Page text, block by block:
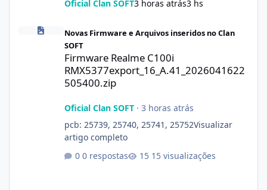
Oficial Clan SOFT3 horas atrás3 hs
Novas Firmware e Arquivos inseridos no Clan
SOFT
Firmware Realme C100i
RMX5377export_16_A.41_2026041622
505400.zip
Oficial Clan SOFT· 3 horas atrás
pcb: 25739, 25740, 25741, 25752Visualizar
artigo completo
0 respostas
15 visualizações